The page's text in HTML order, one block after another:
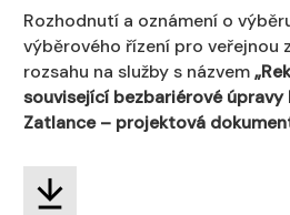
Rozhodnutí a oznámení o
výběrového řízení pro veřejnou
rozsahu na služby s názvem
související bezbariérové
Zatlance – projektová